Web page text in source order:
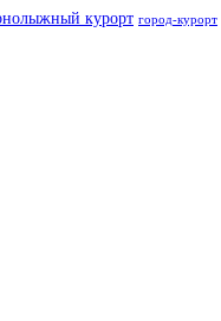
курорт город-курорт